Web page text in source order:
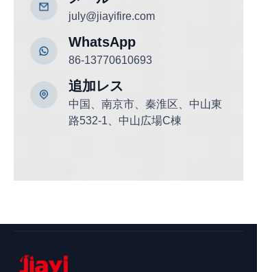
WhatsApp
86-13770610693
july@jiayifire.com
追加レス
中国、南京市、秦淮区、中山東
路532-1、中山広場C棟